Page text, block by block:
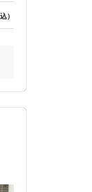
）